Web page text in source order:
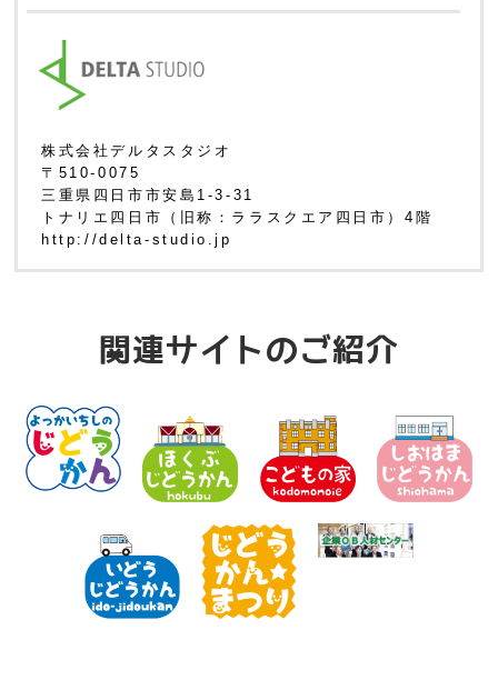
株式会社デルタスタジオ
〒510-0075
三重県四日市市安島1-3-31
トナリエ四日市（旧称：ララスクエア四日市）4階
http://delta-studio.jp
関連サイトのご紹介